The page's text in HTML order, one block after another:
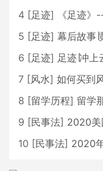
4 [足迹]
《足迹
5 [足迹] 幕后故事
6 [足迹] 足迹∣冲
7 [风水] 如何买到
8 [留学历程] 留学那
9 [民事法] 2020美
10 [民事法] 2020